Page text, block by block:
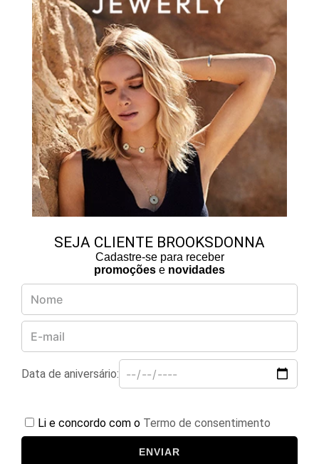
SEJA CLIENTE BROOKSDONNA
Cadastre-se para receber
promoções e novidades
Data de aniversário:
Li e concordo com o Termo de consentimento
ENVIAR